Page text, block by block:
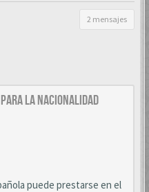
2 mensajes
la nacionalidad
puede prestarse en el